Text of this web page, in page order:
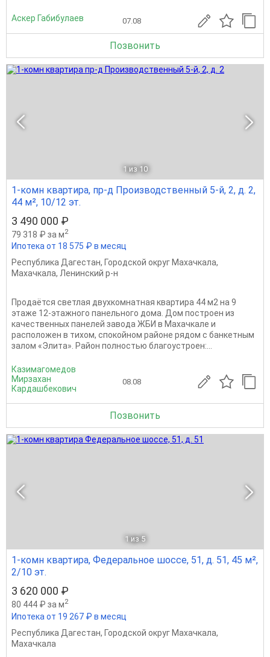
Аскер Габибулаев 07.08
Позвонить
1 из 10
1-комн квартира, пр-д Производственный 5-й, 2, д. 2,
44 м², 10/12 эт.
3 490 000 ₽
79 318 ₽ за м2
Ипотека от 18 575 ₽ в месяц
Республика Дагестан, Городской округ Махачкала,
Махачкала, Ленинский р-н
Продаётся светлая двухкомнатная квартира 44 м2 на 9
этаже 12-этажного панельного дома. Дом построен из
качественных панелей завода ЖБИ в Махачкале и
расположен в тихом, спокойном районе рядом с банкетным
залом «Элита». Район полностью благоустроен:...
Казимагомедов
Мирзахан
Кардашбекович
08.08
Позвонить
1 из 5
1-комн квартира, Федеральное шоссе, 51, д. 51, 45 м²,
2/10 эт.
3 620 000 ₽
80 444 ₽ за м2
Ипотека от 19 267 ₽ в месяц
Республика Дагестан, Городской округ Махачкала,
Махачкала